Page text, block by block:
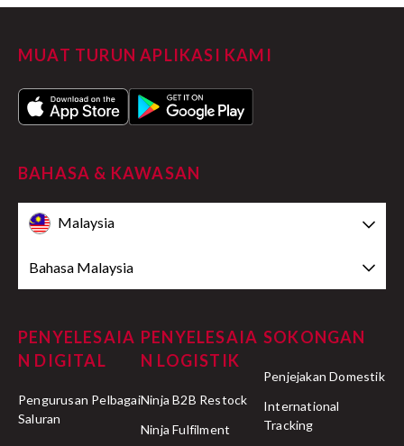
MUAT TURUN APLIKASI KAMI
BAHASA & KAWASAN
Malaysia
Bahasa Malaysia
PENYELESAIA
N DIGITAL
Pengurusan Pelbagai
Saluran
PENYELESAIA
N LOGISTIK
Ninja B2B Restock
Ninja Fulfilment
SOKONGAN
Penjejakan Domestik
International
Tracking